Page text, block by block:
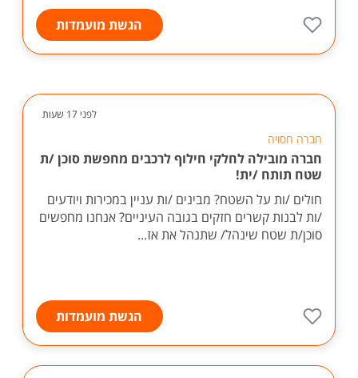
הגשת מועמדות
לפני 17 שעות
חברה חסויה
חברה מובילה לחלקי חילוף לרכבים מחפשת סוכן /ת
שטח תותח /ית!
חולים /ות על השטח? מבינים /ות עניין במכירות ויודעים
/ות לבנות קשרים חזקים בגובה העיניים? אנחנו מחפשים
סוכן/ת שטח שינהל/ שתנהל את אז...
הגשת מועמדות